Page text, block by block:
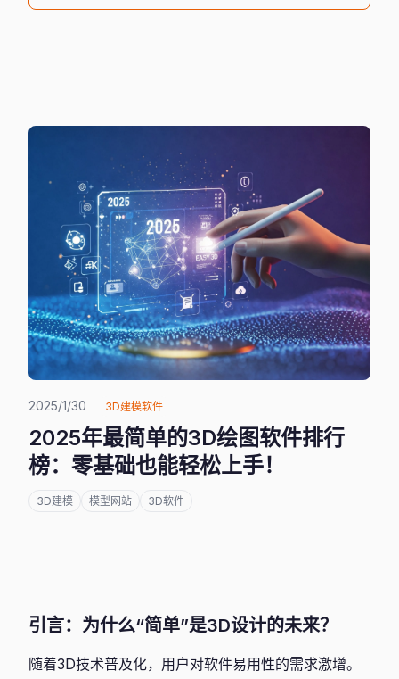
2025/1/30 3D建模软件
2025年最简单的3D绘图软件排行
榜：零基础也能轻松上手！
3D建模 模型网站 3D软件
引言：为什么“简单”是3D设计的未来？
随着3D技术普及化，用户对软件易用性的需求激增。